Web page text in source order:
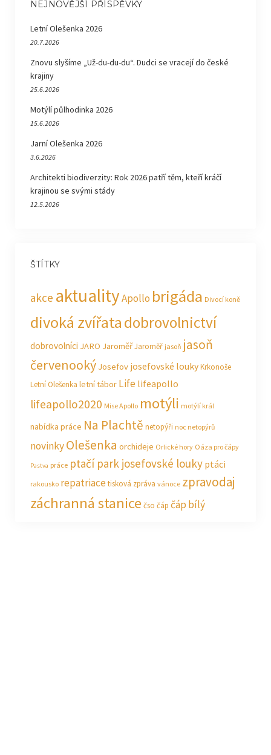
NEJNOVĚJŠÍ PŘÍSPĚVKY
Letní Olešenka 2026
20.7.2026
Znovu slyšíme „Už-du-du-du“. Dudci se vracejí do české
krajiny
25.6.2026
Motýlí půlhodinka 2026
15.6.2026
Jarní Olešenka 2026
3.6.2026
Architekti biodiverzity: Rok 2026 patří těm, kteří kráčí
krajinou se svými stády
12.5.2026
ŠTÍTKY
akce aktualityApollo brigáda Divocí koně
divoká zvířatadobrovolnictví
dobrovolníci JARO JaroměřJaroměř jasoň jasoň
červenooký Josefov josefovské loukyKrkonoše
Letní Olešenka letní tábor Life lifeapollo
lifeapollo2020 Mise Apollo motýli motýlí král
nabídka práce Na Plachtě netopýři noc netopýrů
novinkyOlešenka orchideje Orlické hory Oáza pro čápy
Pastva práce ptačí park josefovské louky ptáci
rakousko repatriacetisková zpráva vánoce zpravodaj
záchranná stanice čso čáp čáp bílý